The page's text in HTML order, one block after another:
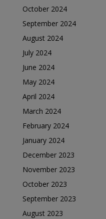
October 2024
September 2024
August 2024
July 2024
June 2024
May 2024
April 2024
March 2024
February 2024
January 2024
December 2023
November 2023
October 2023
September 2023
August 2023